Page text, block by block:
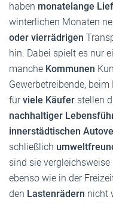
haben monatelange
winterlichen Monaten
oder vierrädrigen
hin. Dabei spielt es nur
manche Kommunen
Gewerbetreibende,
fürviele Käufer stellen
nachhaltiger
innerstädtischen
schließlich
sind sie
ebenso wie in der
den Lastenrädern nicht